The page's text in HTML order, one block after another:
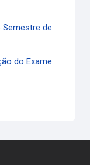
de
do Exame